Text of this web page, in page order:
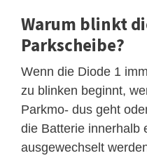
Warum blinkt
Parkscheibe?
Wenn die Diode 1
zu blinken beginnt,
Parkmo- dus geht
die Batterie innerhalb
ausgewechselt